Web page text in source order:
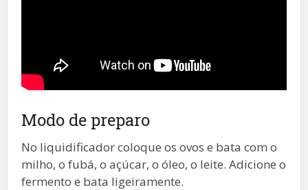
Modo de preparo
No liquidificador coloque os ovos e bata com o
milho, o fubá, o açúcar, o óleo, o leite. Adicione o
fermento e bata ligeiramente.